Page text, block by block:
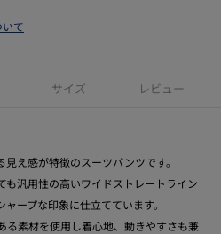
て
サイズ レビュー
え感が特徴のスーツパンツです。
も汎用性の高いワイドストレートライン
ープな印象に仕立てています。
る素材を使用し着心地、動きやすさも兼